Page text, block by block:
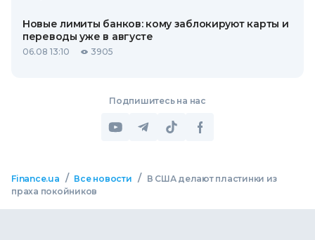
Новые лимиты банков: кому заблокируют карты и
переводы уже в августе
06.08 13:10 3905
Подпишитесь на нас
Finance.ua / Все новости /
В США делают пластинки из
праха покойников